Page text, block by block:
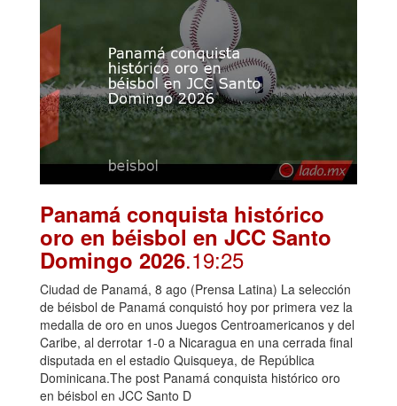
Panamá conquista histórico
oro en béisbol en JCC Santo
Domingo 2026.19:25
Ciudad de Panamá, 8 ago (Prensa Latina) La selección
de béisbol de Panamá conquistó hoy por primera vez la
medalla de oro en unos Juegos Centroamericanos y del
Caribe, al derrotar 1-0 a Nicaragua en una cerrada final
disputada en el estadio Quisqueya, de República
Dominicana.The post Panamá conquista histórico oro
en béisbol en JCC Santo D